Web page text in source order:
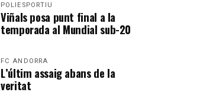
POLIESPORTIU
Viñals posa punt final a la
temporada al Mundial sub-20
FC ANDORRA
L’últim assaig abans de la
veritat